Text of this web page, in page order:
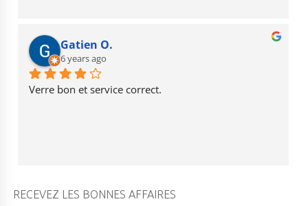
Gatien O.
6 years ago
Verre bon et service correct.
RECEVEZ LES BONNES AFFAIRES